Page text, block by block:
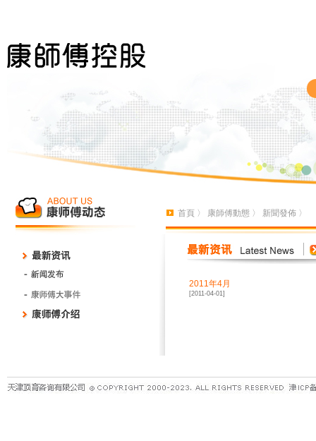
首頁 〉 康師傅動態 〉 新聞發佈 〉
2011年4月
[2011-04-01]